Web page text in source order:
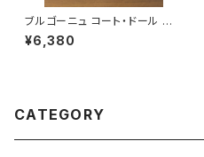
ブルゴーニュ コート・ドール ル
ージュ 2023 ミシェル・グロ 赤
ワイン 750ml
¥6,380
CATEGORY